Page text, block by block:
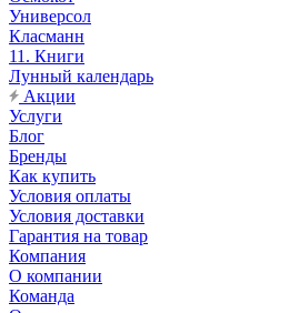
Универсол
Класманн
11. Книги
Лунный календарь
Акции
Услуги
Блог
Бренды
Как купить
Условия оплаты
Условия доставки
Гарантия на товар
Компания
О компании
Команда